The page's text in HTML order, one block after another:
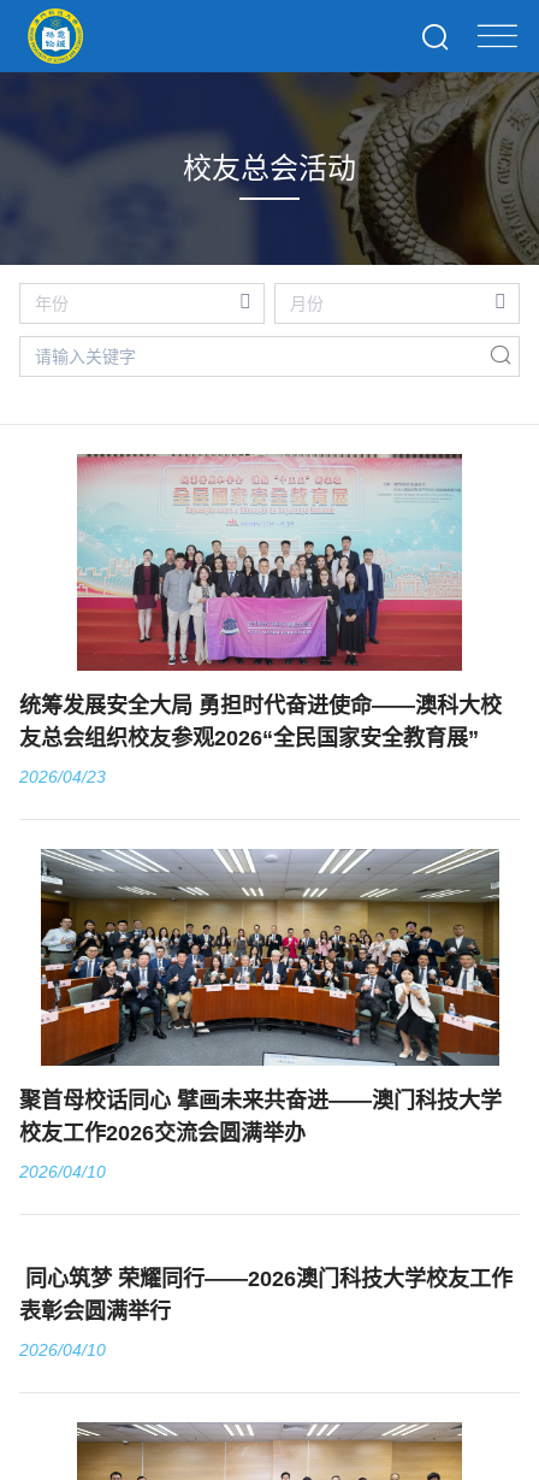
校友总会活动
统筹发展安全大局 勇担时代奋进使命——澳科大校
友总会组织校友参观2026“全民国家安全教育展”
2026/04/23
聚首母校话同心 擘画未来共奋进——澳门科技大学
校友工作2026交流会圆满举办
2026/04/10
表彰会圆满举行
2026/04/10